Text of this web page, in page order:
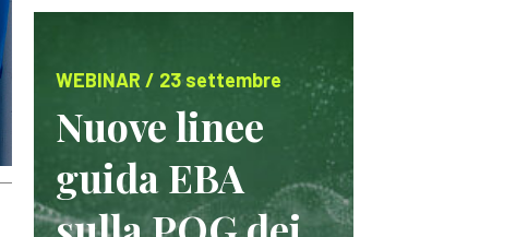
WEBINAR / 23 settembre
Nuove linee
guida EBA